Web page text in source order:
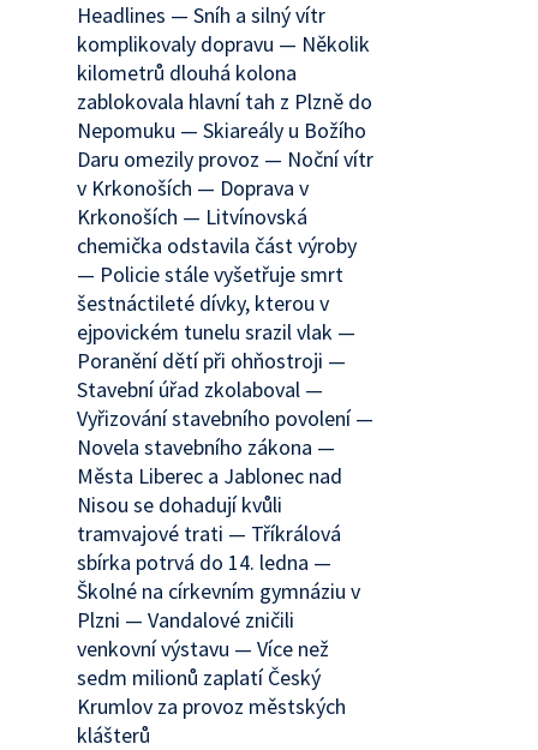
Headlines — Sníh a silný vítr
komplikovaly dopravu — Několik
kilometrů dlouhá kolona
zablokovala hlavní tah z Plzně do
Nepomuku — Skiareály u Božího
Daru omezily provoz — Noční vítr
v Krkonoších — Doprava v
Krkonoších — Litvínovská
chemička odstavila část výroby
— Policie stále vyšetřuje smrt
šestnáctileté dívky, kterou v
ejpovickém tunelu srazil vlak —
Poranění dětí při ohňostroji —
Stavební úřad zkolaboval —
Vyřizování stavebního povolení —
Novela stavebního zákona —
Města Liberec a Jablonec nad
Nisou se dohadují kvůli
tramvajové trati — Tříkrálová
sbírka potrvá do 14. ledna —
Školné na církevním gymnáziu v
Plzni — Vandalové zničili
venkovní výstavu — Více než
sedm milionů zaplatí Český
Krumlov za provoz městských
klášterů